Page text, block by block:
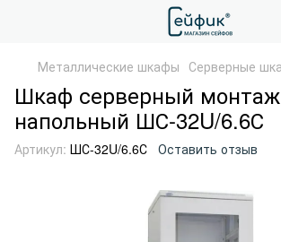
Металлические шкафы Серверные
Шкаф серверный
напольный ШС-32U/6.6С
Артикул: ШС-32U/6.6С Оставить отзыв